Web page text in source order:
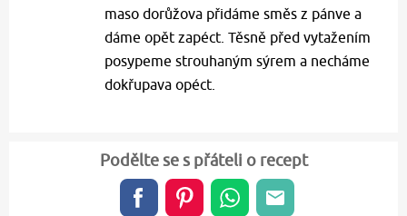
maso dorůžova přidáme směs z pánve a
dáme opět zapéct. Těsně před vytažením
posypeme strouhaným sýrem a necháme
dokřupava opéct.
Podělte se s přáteli o recept